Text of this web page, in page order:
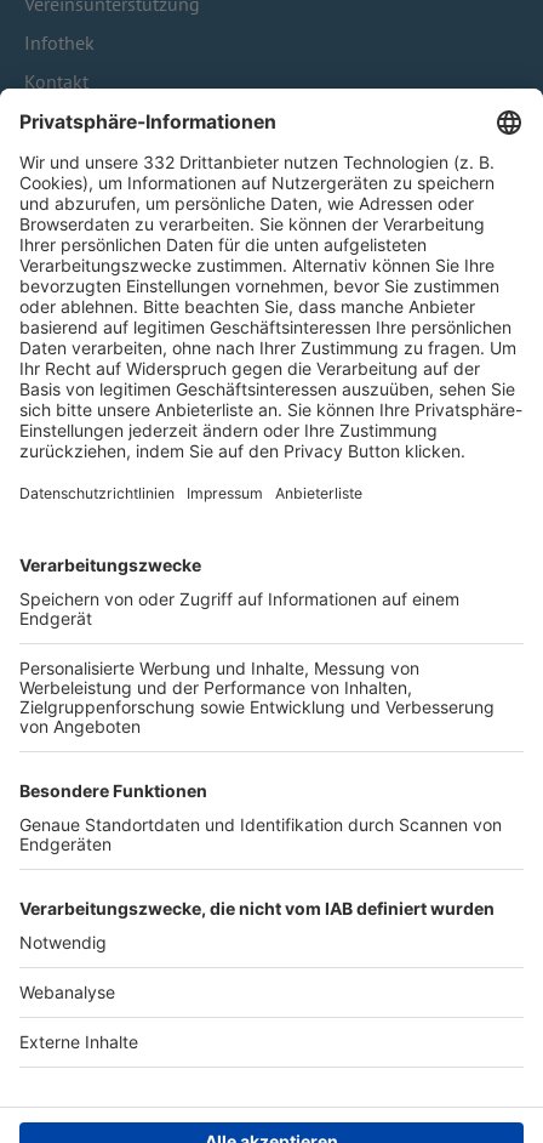
Infothek
Kontakt
HÄUFIG BESUCHTE SEITEN
Pässe und Vereinswechsel
Trainerausbildung
Schulungsangebot Vereinsmitarbeiter
BFV-Geschäftsstellen
Trainerbörse
Login SpielPlus
FOLGE DEM BFV
TOP-VEREINE
TOP-PARTNER
Nutzungsbedingungen Datenschutz Impressum